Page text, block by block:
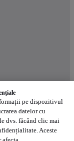
pe dispozitivul
datelor cu
dvs. făcând clic mai
Aceste